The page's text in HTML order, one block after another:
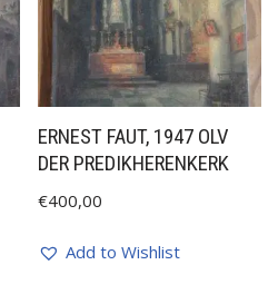
ERNEST FAUT, 1947 OLV
DER PREDIKHERENKERK
€400,00
Add to Wishlist